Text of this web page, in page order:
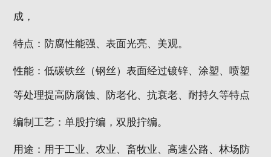
成，
特点：防腐性能强、表面光亮、美观。
性能：低碳铁丝（钢丝）表面经过镀锌、涂塑、喷塑
等处理提高防腐蚀、防老化、抗衰老、耐持久等特点
编制工艺：单股拧编，双股拧编。
用途：用于工业、农业、畜牧业、高速公路、林场防